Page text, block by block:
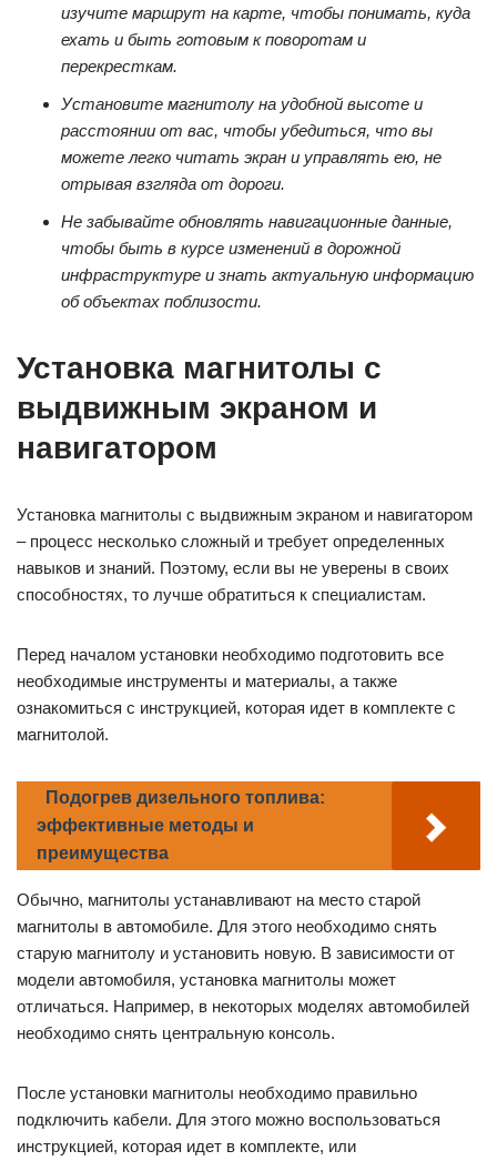
изучите маршрут на карте, чтобы понимать, куда
ехать и быть готовым к поворотам и
перекресткам.
Установите магнитолу на удобной высоте и
расстоянии от вас, чтобы убедиться, что вы
можете легко читать экран и управлять ею, не
отрывая взгляда от дороги.
Не забывайте обновлять навигационные данные,
чтобы быть в курсе изменений в дорожной
инфраструктуре и знать актуальную информацию
об объектах поблизости.
Установка магнитолы с
выдвижным экраном и
навигатором
Установка магнитолы с выдвижным экраном и навигатором
– процесс несколько сложный и требует определенных
навыков и знаний. Поэтому, если вы не уверены в своих
способностях, то лучше обратиться к специалистам.
Перед началом установки необходимо подготовить все
необходимые инструменты и материалы, а также
ознакомиться с инструкцией, которая идет в комплекте с
магнитолой.
Подогрев дизельного топлива:
эффективные методы и
преимущества
Обычно, магнитолы устанавливают на место старой
магнитолы в автомобиле. Для этого необходимо снять
старую магнитолу и установить новую. В зависимости от
модели автомобиля, установка магнитолы может
отличаться. Например, в некоторых моделях автомобилей
необходимо снять центральную консоль.
После установки магнитолы необходимо правильно
подключить кабели. Для этого можно воспользоваться
инструкцией, которая идет в комплекте, или